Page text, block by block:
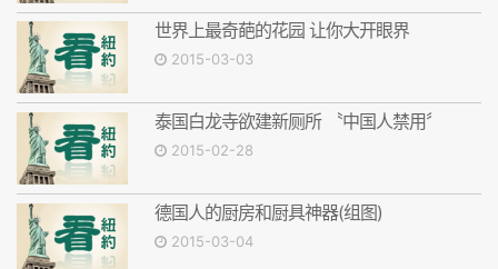
世界上最奇葩的花园 让你大开眼界
2015-03-03
泰国白龙寺欲建新厕所 〝中国人禁用〞
2015-02-28
德国人的厨房和厨具神器(组图)
2015-03-04